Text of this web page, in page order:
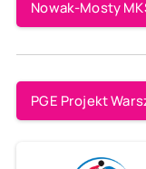
Nowak-Mosty
PGE Projekt